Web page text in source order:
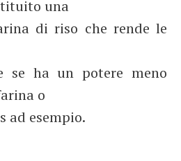
una
di riso che rende le
se ha un potere meno
o
ad esempio.